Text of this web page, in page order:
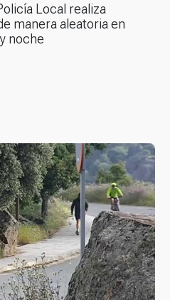
Local realiza
manera aleatoria en
noche